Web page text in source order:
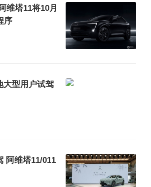
长安的技术积累与赋能，双车
行智控2.0技术，给车辆带来性
又安全的驾乘体验，让用户在
等湿滑路面，甚至高速爆胎、
集4项全球首创黑科技，12项
，29项行业领先的技术于一身，
维塔11将10月
序
大型用户试驾
阿维塔11/011